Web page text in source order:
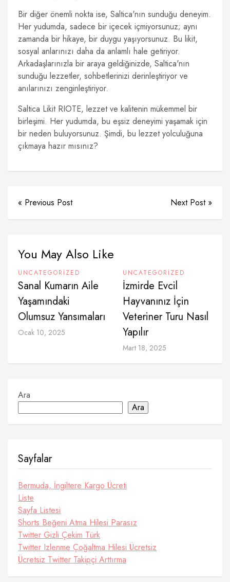
Bir diğer önemli nokta ise, Saltica'nın sunduğu deneyim.
Her yudumda, sadece bir içecek içmiyorsunuz; aynı
zamanda bir hikaye, bir duygu yaşıyorsunuz. Bu likit,
sosyal anlarınızı daha da anlamlı hale getiriyor.
Arkadaşlarınızla bir araya geldiğinizde, Saltica'nın
sunduğu lezzetler, sohbetlerinizi derinleştiriyor ve
anılarınızı zenginleştiriyor.
Saltica Likit RIOTE, lezzet ve kalitenin mükemmel bir
birleşimi. Her yudumda, bu eşsiz deneyimi yaşamak için
bir neden buluyorsunuz. Şimdi, bu lezzet yolculuğuna
çıkmaya hazır mısınız?
« Previous Post Next Post »
You May Also Like
UNCATEGORIZED
Sanal Kumarın Aile
Yaşamındaki
Olumsuz Yansımaları
Ocak 10, 2025
UNCATEGORIZED
İzmirde Evcil
Hayvanınız İçin
Veteriner Turu Nasıl
Yapılır
Mart 18, 2025
Ara
Ara
Sayfalar
Bermuda, İngiltere Kargo Ücreti
Liste
Sayfa Listesi
Shorts Beğeni Atma Hilesi Parasız
Twitter Gizli Çekim Türk
Twitter Izlenme Çoğaltma Hilesi Ücretsiz
Ücretsiz Twitter Takipçi Arttırma